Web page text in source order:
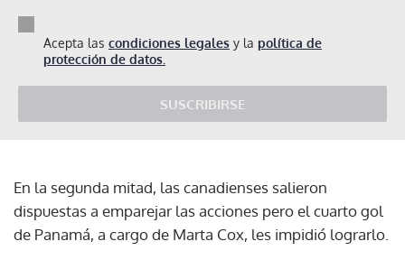
Acepta las condiciones legales y la política de
protección de datos.
SUSCRIBIRSE
En la segunda mitad, las canadienses salieron
dispuestas a emparejar las acciones pero el cuarto gol
de Panamá, a cargo de Marta Cox, les impidió lograrlo.